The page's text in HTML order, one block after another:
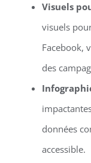
Visuels
visuels
Facebook,
des
données
accessible.